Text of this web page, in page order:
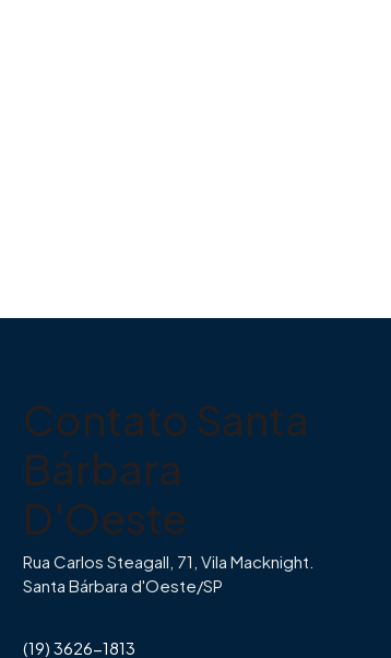
Contato Santa
Bárbara
D'Oeste
Rua Carlos Steagall, 71, Vila Macknight.
Santa Bárbara d'Oeste/SP
(19) 3626-1813